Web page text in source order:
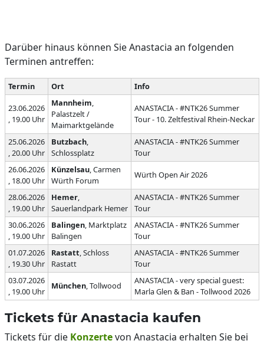
Darüber hinaus können Sie Anastacia an folgenden
Terminen antreffen:
Termin Ort Info
23.06.2026
, 19.00 Uhr
Mannheim,
Palastzelt /
Maimarktgelände
ANASTACIA - #NTK26 Summer
Tour - 10. Zeltfestival Rhein-Neckar
25.06.2026
, 20.00 Uhr
Butzbach,
Schlossplatz
ANASTACIA - #NTK26 Summer
Tour
26.06.2026
, 18.00 Uhr
Künzelsau, Carmen
Würth Forum
Würth Open Air 2026
28.06.2026
, 19.00 Uhr
Hemer,
Sauerlandpark Hemer
ANASTACIA - #NTK26 Summer
Tour
30.06.2026
, 19.00 Uhr
Balingen, Marktplatz
Balingen
ANASTACIA - #NTK26 Summer
Tour
01.07.2026
, 19.30 Uhr
Rastatt, Schloss
Rastatt
ANASTACIA - #NTK26 Summer
Tour
03.07.2026
, 19.00 Uhr
München, Tollwood
ANASTACIA - very special guest:
Marla Glen & Ban - Tollwood 2026
Tickets für Anastacia kaufen
Tickets für die Konzertevon Anastacia erhalten Sie bei